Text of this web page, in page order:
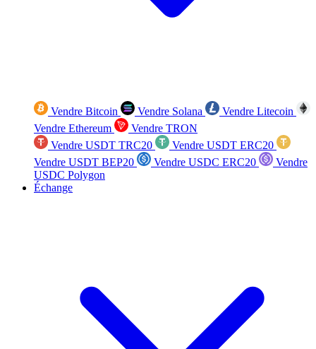
Vendre Bitcoin Vendre Solana
Vendre Litecoin
Vendre Ethereum
Vendre TRON
Vendre USDT TRC20
Vendre USDT ERC20
Vendre USDT BEP20
Vendre USDC ERC20
Vendre
USDC Polygon
Échange